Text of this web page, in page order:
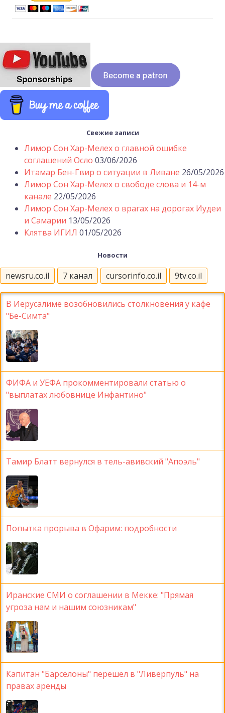
Свежие записи
Лимор Сон Хар-Мелех о главной ошибке
соглашений Осло 03/06/2026
Итамар Бен-Гвир о ситуации в Ливане 26/05/2026
Лимор Сон Хар-Мелех о свободе слова и 14-м
канале 22/05/2026
Лимор Сон Хар-Мелех о врагах на дорогах Иудеи
и Самарии 13/05/2026
Клятва ИГИЛ 01/05/2026
Новости
newsru.co.il 7 канал cursorinfo.co.il 9tv.co.il
В Иерусалиме возобновились столкновения у кафе
"Бе-Симта"
ФИФА и УЕФА прокомментировали статью о
"выплатах любовнице Инфантино"
Тамир Блатт вернулся в тель-авивский "Апоэль"
Попытка прорыва в Офарим: подробности
Иранские СМИ о соглашении в Мекке: "Прямая
угроза нам и нашим союзникам"
Капитан "Барселоны" перешел в "Ливерпуль" на
правах аренды